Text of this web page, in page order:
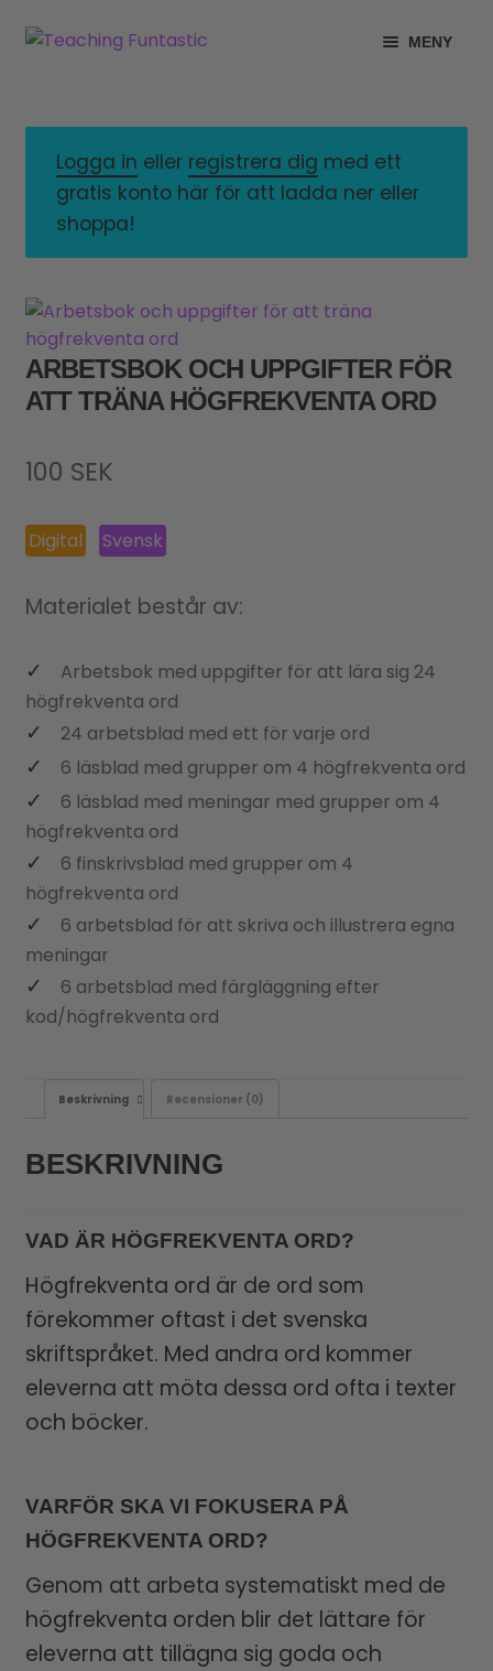
Hoppa
Gå
MENY
UNDERMENY
GRATISMATERIAL
BUTIK
LICENSER
EXPANDERA
TYPSNITT
Logga in eller registrera dig med ett
gratis konto här för att ladda ner eller
shoppa!
ARBETSBOK OCH UPPGIFTER FÖR
ATT TRÄNA HÖGFREKVENTA ORD
100 SEK
Digital Svensk
Materialet består av:
Arbetsbok med uppgifter för att lära sig 24
högfrekventa ord
24 arbetsblad med ett för varje ord
6 läsblad med grupper om 4 högfrekventa ord
6 läsblad med meningar med grupper om 4
högfrekventa ord
6 finskrivsblad med grupper om 4
högfrekventa ord
6 arbetsblad för att skriva och illustrera egna
meningar
6 arbetsblad med färgläggning efter
kod/högfrekventa ord
Beskrivning Recensioner (0)
BESKRIVNING
VAD ÄR HÖGFREKVENTA ORD?
Högfrekventa ord är de ord som
förekommer oftast i det svenska
skriftspråket. Med andra ord kommer
eleverna att möta dessa ord ofta i texter
och böcker.
VARFÖR SKA VI FOKUSERA PÅ
HÖGFREKVENTA ORD?
Genom att arbeta systematiskt med de
högfrekventa orden blir det lättare för
eleverna att tillägna sig goda och